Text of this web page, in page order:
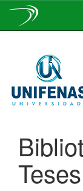
navigation